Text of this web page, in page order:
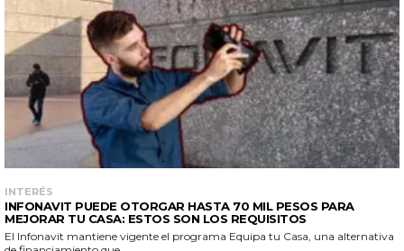
INTERÉS
INFONAVIT PUEDE OTORGAR HASTA 70 MIL PESOS PARA
MEJORAR TU CASA: ESTOS SON LOS REQUISITOS
El Infonavit mantiene vigente el programa Equipa tu Casa, una alternativa